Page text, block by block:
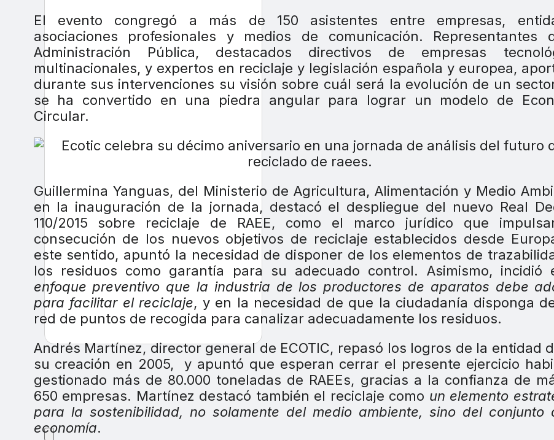
El evento congregó a más de 150 asistentes entre empresas,
asociaciones profesionales y medios de comunicación. Representantes
Administración Pública, destacados directivos de empresas
multinacionales, y expertos en reciclaje y legislación española y europea,
durante sus intervenciones su visión sobre cuál será la evolución de un
se ha convertido en una piedra angular para lograr un modelo de
Circular.
Guillermina Yanguas, del Ministerio de Agricultura, Alimentación y Medio
en la inauguración de la jornada, destacó el despliegue del nuevo Real
110/2015 sobre reciclaje de RAEE, como el marco jurídico que
consecución de los nuevos objetivos de reciclaje establecidos desde
este sentido, apuntó la necesidad de disponer de los elementos de
los residuos como garantía para su adecuado control. Asimismo, incidió
enfoque preventivo que la industria de los productores de aparatos debe
para facilitar el reciclaje, y en la necesidad de que la ciudadanía disponga
red de puntos de recogida para canalizar adecuadamente los residuos.
Andrés Martínez, director general de ECOTIC, repasó los logros de la entidad
su creación en 2005,
y apuntó que esperan cerrar el presente ejercicio
gestionado más de 80.000 toneladas de RAEEs, gracias a la confianza de
650 empresas. Martínez destacó también el reciclaje como un elemento
para la sostenibilidad, no solamente del medio ambiente, sino del conjunto
economía.